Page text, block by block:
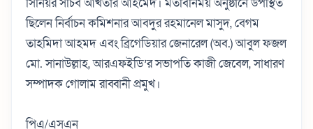
ছিলেন নির্বাচন কমিশনার আবদুর রহমানেল মাসুদ, বেগম
তাহমিদা আহমদ এবং ব্রিগেডিয়ার জেনারেল (অব.) আবুল ফজল
মো. সানাউল্লাহ, আরএফইডি’র সভাপতি কাজী জেবেল, সাধারণ
সম্পাদক গোলাম রাব্বানী প্রমুখ।
পিএ/এসএন